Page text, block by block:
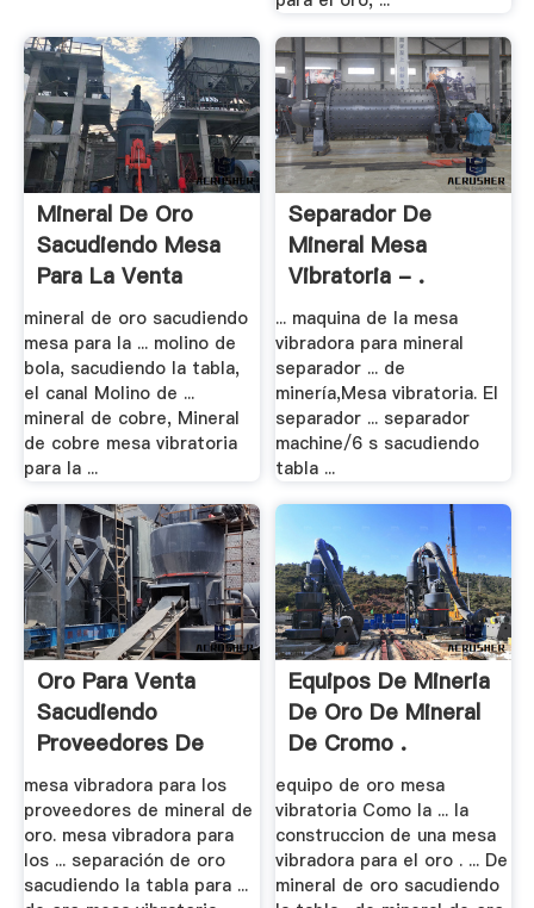
Mineral De Oro
Sacudiendo Mesa
Para La Venta
mineral de oro sacudiendo
mesa para la ... molino de
bola, sacudiendo la tabla,
el canal Molino de ...
mineral de cobre, Mineral
de cobre mesa vibratoria
para la ...
Separador De
Mineral Mesa
Vibratoria - .
... maquina de la mesa
vibradora para mineral
separador ... de
minería,Mesa vibratoria. El
separador ... separador
machine/6 s sacudiendo
tabla ...
Oro Para Venta
Sacudiendo
Proveedores De
Mesa ...
mesa vibradora para los
proveedores de mineral de
oro. mesa vibradora para
los ... separación de oro
sacudiendo la tabla para ...
Equipos De Mineria
De Oro De Mineral
De Cromo .
equipo de oro mesa
vibratoria Como la ... la
construccion de una mesa
vibradora para el oro . ... De
mineral de oro sacudiendo